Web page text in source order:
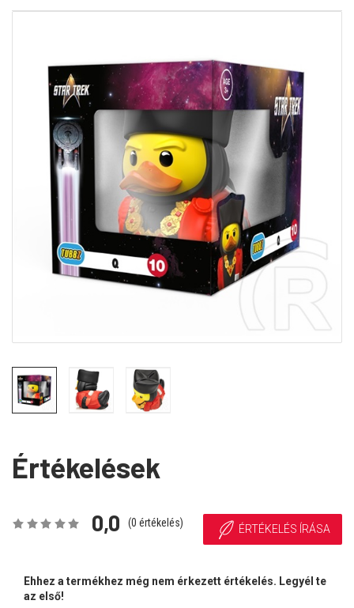
Értékelések
0,0 (0 értékelés) ÉRTÉKELÉS ÍRÁSA
Ehhez a termékhez még nem érkezett értékelés. Legyél te
az első!